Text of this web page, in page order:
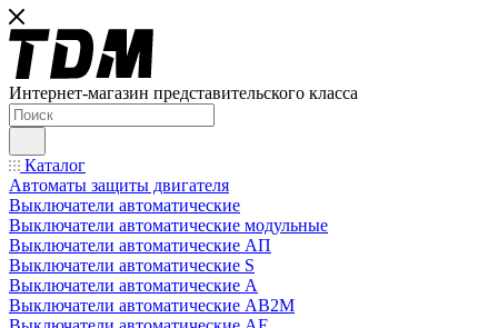
Интернет-магазин представительского класса
Каталог
Автоматы защиты двигателя
Выключатели автоматические
Выключатели автоматические модульные
Выключатели автоматические АП
Выключатели автоматические S
Выключатели автоматические А
Выключатели автоматические АВ2М